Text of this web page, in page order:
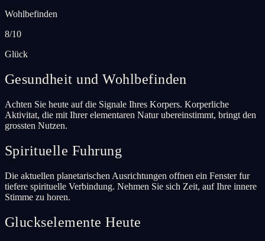
Wohlbefinden
8/10
Glück
Gesundheit und Wohlbefinden
Achten Sie heute auf die Signale Ihres Korpers. Korperliche
Aktivitat, die mit Ihrer elementaren Natur ubereinstimmt, bringt den
grossten Nutzen.
Spirituelle Fuhrung
Die aktuellen planetarischen Ausrichtungen offnen ein Fenster fur
tiefere spirituelle Verbindung. Nehmen Sie sich Zeit, auf Ihre innere
Stimme zu horen.
Gluckselemente Heute